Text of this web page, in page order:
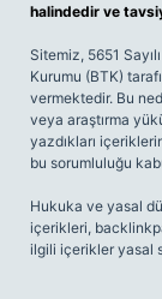
halindedir ve
Sitemiz, 5651
Kurumu (BTK)
vermektedir. Bu
veya araştırma
yazdıkları
bu sorumluluğu
Hukuka ve yasal
içerikleri,
ilgili içerikler yasal